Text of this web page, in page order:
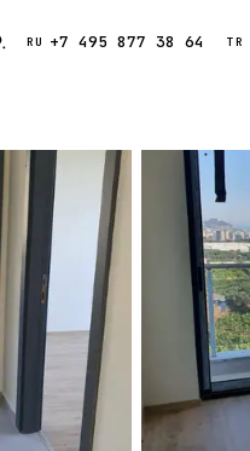
RU +7 495 877 38 64 TR
Испания Кипр
Таиланд